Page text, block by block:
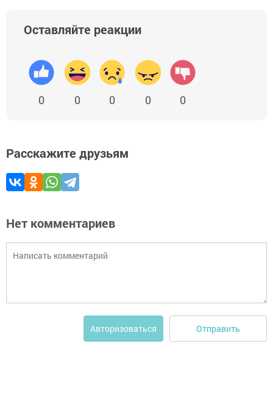
Оставляйте реакции
0 0 0 0 0
Расскажите друзьям
Нет комментариев
Авторизоваться Отправить